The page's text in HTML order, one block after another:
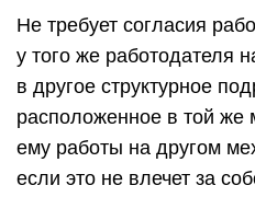
Не требует согласия
у того же работодателя
в другое структурное
расположенное в той же
ему работы на другом
если это не влечет за